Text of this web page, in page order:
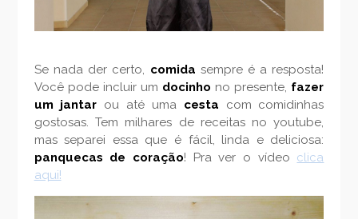
Se nada der certo, comida sempre é a resposta!
Você pode incluir um docinho no presente, fazer
um jantar ou até uma cesta com comidinhas
gostosas. Tem milhares de receitas no youtube,
mas separei essa que é fácil, linda e deliciosa:
panquecas de coração! Pra ver o vídeo clica
aqui!